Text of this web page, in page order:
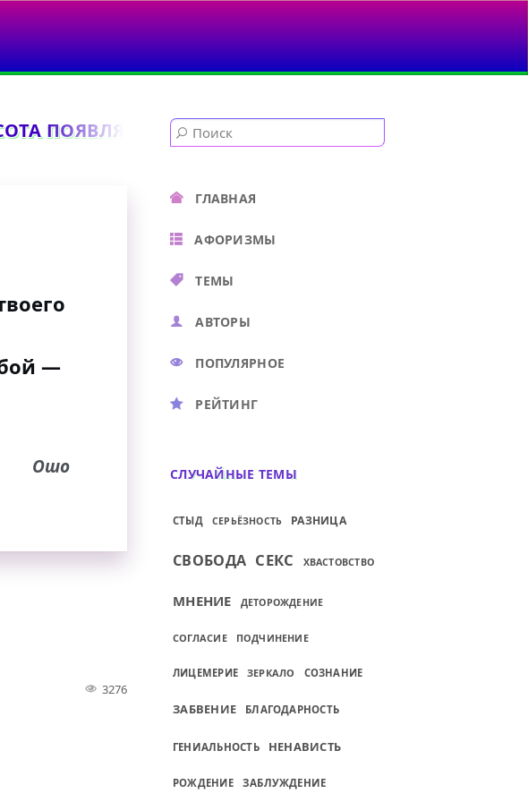
ПОЯВЛЯЕТСЯ...
—
Ошо
3276
ГЛАВНАЯ
АФОРИЗМЫ
ТЕМЫ
АВТОРЫ
ПОПУЛЯРНОЕ
РЕЙТИНГ
СЛУЧАЙНЫЕ ТЕМЫ
СТЫД СЕРЬЁЗНОСТЬ РАЗНИЦА
СВОБОДА СЕКС ХВАСТОВСТВО
МНЕНИЕ ДЕТОРОЖДЕНИЕ
СОГЛАСИЕ ПОДЧИНЕНИЕ
ЛИЦЕМЕРИЕ ЗЕРКАЛО СОЗНАНИЕ
ЗАБВЕНИЕ БЛАГОДАРНОСТЬ
ГЕНИАЛЬНОСТЬ НЕНАВИСТЬ
РОЖДЕНИЕ ЗАБЛУЖДЕНИЕ